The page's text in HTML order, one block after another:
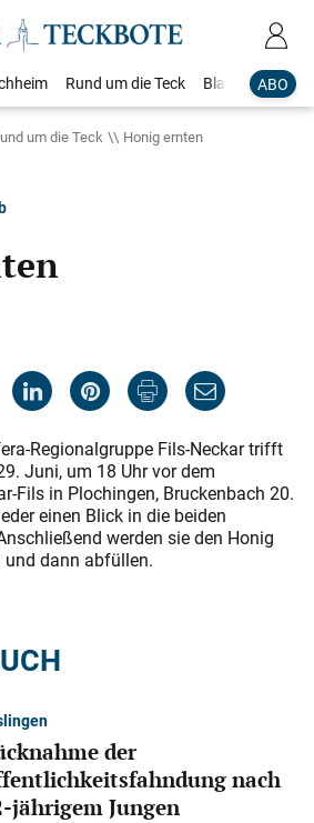
ABO
Rund um die Teck Blaulicht
um die Teck Honig ernten
Regionalgruppe Fils-Neckar trifft
Juni, um 18 Uhr vor dem
Fils in Plochingen, Bruckenbach 20.
einen Blick in die beiden
werden sie den Honig
und dann abfüllen.
der
nach
jährigem Jungen